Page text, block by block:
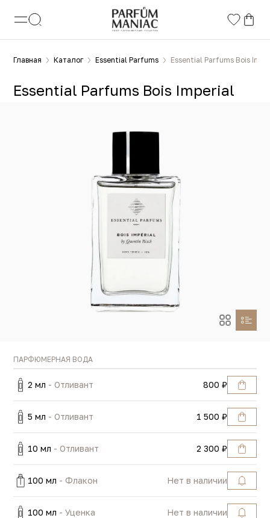
Главная Каталог Essential Parfums Essential Parfums Bois
Essential Parfums Bois Imperial
ПАРФЮМЕРНАЯ ВОДА
2 мл - Отливант 800 ₽
5 мл - Отливант 1 500 ₽
10 мл - Отливант 2 300 ₽
100 мл - Флакон Нет в наличии
100 мл - Уценка Нет в наличии